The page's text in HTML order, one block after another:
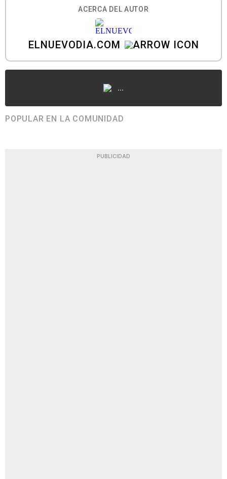
ACERCA DEL AUTOR
ELNUEVODIA.COM
...
POPULAR EN LA COMUNIDAD
PUBLICIDAD